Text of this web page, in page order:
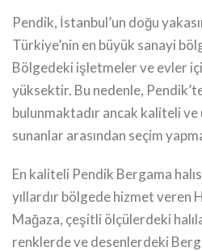
Pendik, İstanbul’un doğu
Türkiye’nin en büyük sanayi
Bölgedeki işletmeler ve evler
yüksektir. Bu nedenle, Pendik’te
bulunmaktadır ancak kaliteli ve
sunanlar arasından seçim
En kaliteli Pendik Bergama
yıllardır bölgede hizmet veren
Mağaza, çeşitli ölçülerdeki
renklerde ve desenlerdeki